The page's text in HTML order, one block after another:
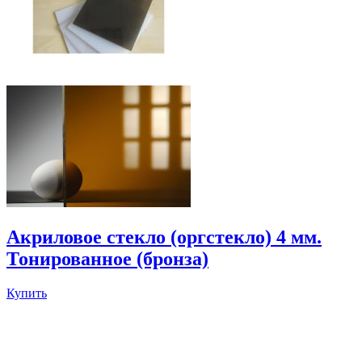
Акриловое стекло (оргстекло) 4 мм.
Тонированное (бронза)
Купить